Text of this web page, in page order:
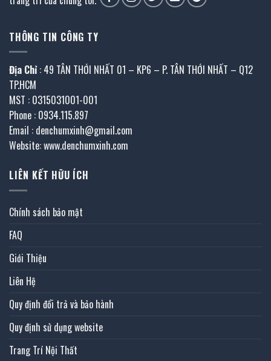
THÔNG TIN CÔNG TY
Địa Chỉ : 49 TÂN THỚI NHẤT 01 – KP6 – P. TÂN THỚI NHẤT – Q12
TP.HCM
MST : 0315031001-001
Phone : 0934.115.897
Email : denchumxinh@gmail.com
Website: www.denchumxinh.com
LIÊN KẾT HỮU ÍCH
Chính sách bảo mật
FAQ
Giới Thiệu
Liên Hệ
Quy định đổi trả và bảo hành
Quy định sử dụng website
Trang Trí Nội Thất